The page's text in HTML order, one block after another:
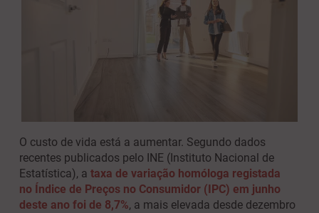
O custo de vida está a aumentar. Segundo dados
recentes publicados pelo INE (Instituto Nacional de
Estatística), a taxa de variação homóloga registada
no Índice de Preços no Consumidor (IPC) em junho
deste ano foi de 8,7%, a mais elevada desde dezembro